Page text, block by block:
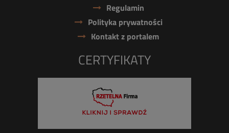
Regulamin
Polityka prywatności
Kontakt z portalem
CERTYFIKATY